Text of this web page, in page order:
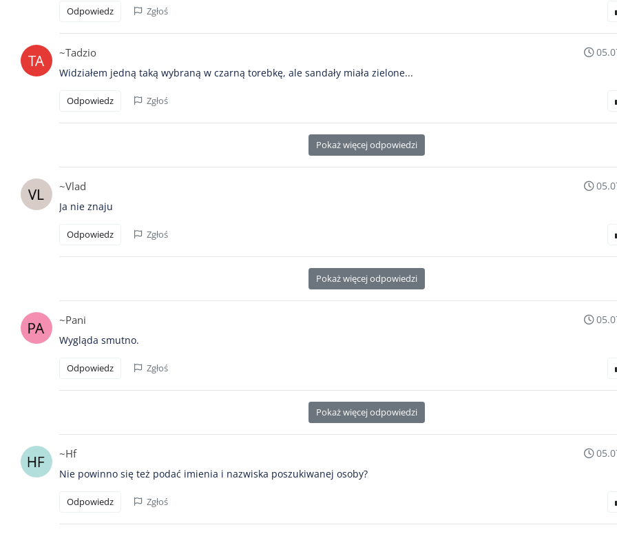
Odpowiedz Zgłoś
~Tadzio
Widziałem jedną taką wybraną w czarną torebkę, ale sandały miała zielone...
Odpowiedz Zgłoś
Pokaż więcej odpowiedzi
~Vlad
Ja nie znaju
Odpowiedz Zgłoś
Pokaż więcej odpowiedzi
~Pani
Wygląda smutno.
Odpowiedz Zgłoś
Pokaż więcej odpowiedzi
~Hf
Nie powinno się też podać imienia i nazwiska poszukiwanej osoby?
Odpowiedz Zgłoś